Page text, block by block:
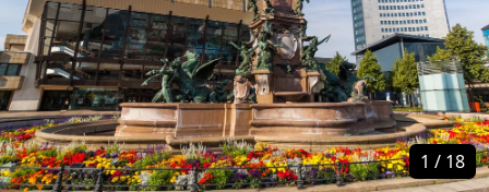
1 / 18
1 / 18